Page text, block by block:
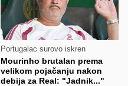
Portugalac surovo iskren
Mourinho brutalan prema
velikom pojačanju nakon
debija za Real: "Jadnik..."